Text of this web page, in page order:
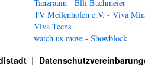
Tanzraum - Elli Bachmeier
TV Meilenhofen e.V. - Viva
Viva Teens
watch us move - Showblock